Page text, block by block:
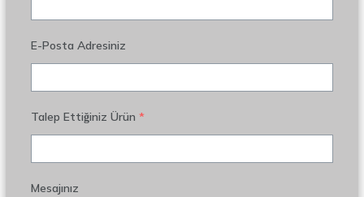
E-Posta Adresiniz
Talep Ettiğiniz Ürün *
Mesajınız